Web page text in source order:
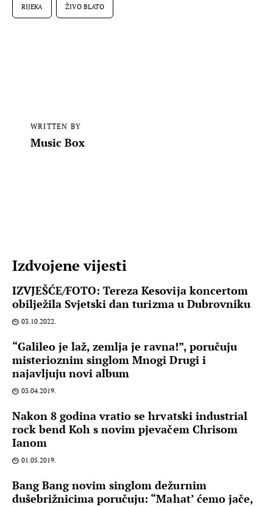
RIJEKA ŽIVO BLATO
WRITTEN BY
Music Box
Izdvojene vijesti
IZVJEŠĆE/FOTO: Tereza Kesovija koncertom
obilježila Svjetski dan turizma u Dubrovniku
03.10.2022.
“Galileo je laž, zemlja je ravna!”, poručuju
misterioznim singlom Mnogi Drugi i
najavljuju novi album
03.04.2019.
Nakon 8 godina vratio se hrvatski industrial
rock bend Koh s novim pjevačem Chrisom
Ianom
01.05.2019.
Bang Bang novim singlom dežurnim
dušebrižnicima poručuju: “Mahat’ ćemo jače,